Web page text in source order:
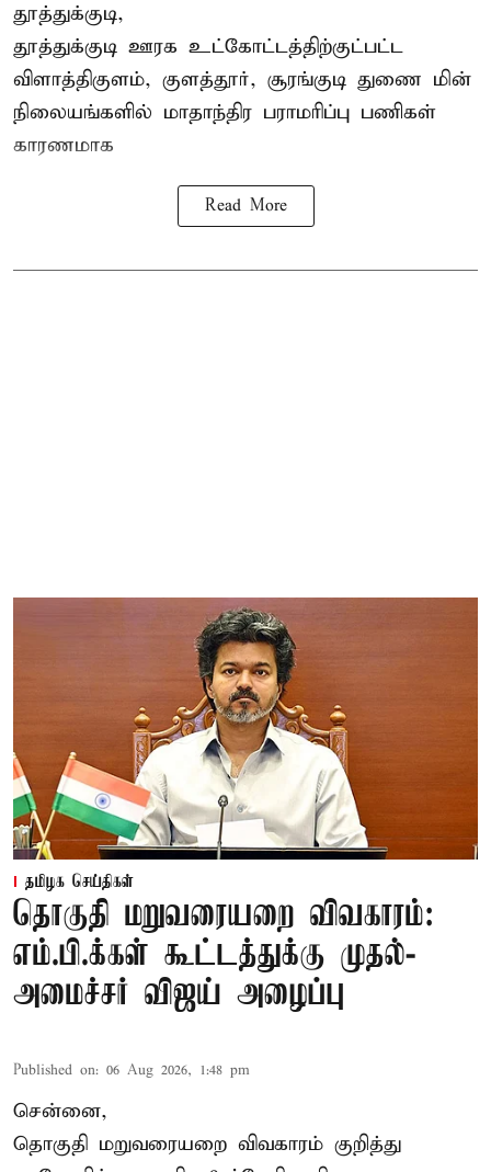
தூத்துக்குடி,
தூத்துக்குடி ஊரக உட்கோட்டத்திற்குட்பட்ட
விளாத்திகுளம், குளத்தூர், சூரங்குடி துணை மின்
நிலையங்களில் மாதாந்திர பராமரிப்பு பணிகள்
காரணமாக
Read More
தமிழக செய்திகள்
தொகுதி மறுவரையறை விவகாரம்:
எம்.பி.க்கள் கூட்டத்துக்கு முதல்-
அமைச்சர் விஜய் அழைப்பு
Published on: 06 Aug 2026, 1:48 pm
சென்னை,
தொகுதி மறுவரையறை விவகாரம் குறித்து